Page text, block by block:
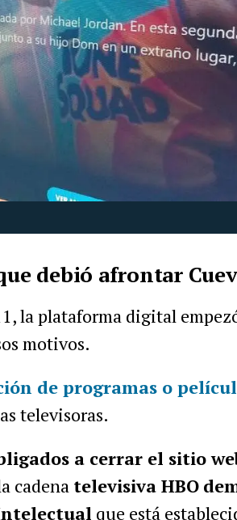
debió afrontar
la plataforma digital
motivos.
de programas o
televisoras.
a cerrar el sitio
cadena televisiva HBO
que está